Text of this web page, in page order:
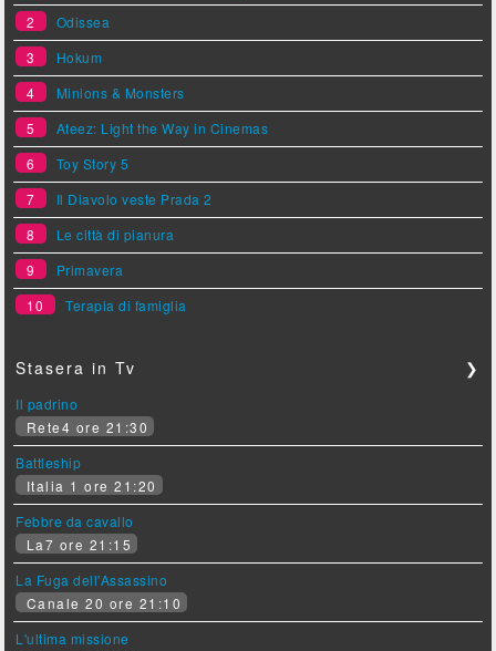
2
Odissea
3
Hokum
4
Minions & Monsters
5
Ateez: Light the Way in Cinemas
6
Toy Story 5
7
Il Diavolo veste Prada 2
8
Le città di pianura
9
Primavera
10
Terapia di famiglia
Stasera in Tv ❯
Il padrino
Rete4 ore 21:30
Battleship
Italia 1 ore 21:20
Febbre da cavallo
La7 ore 21:15
La Fuga dell'Assassino
Canale 20 ore 21:10
L'ultima missione